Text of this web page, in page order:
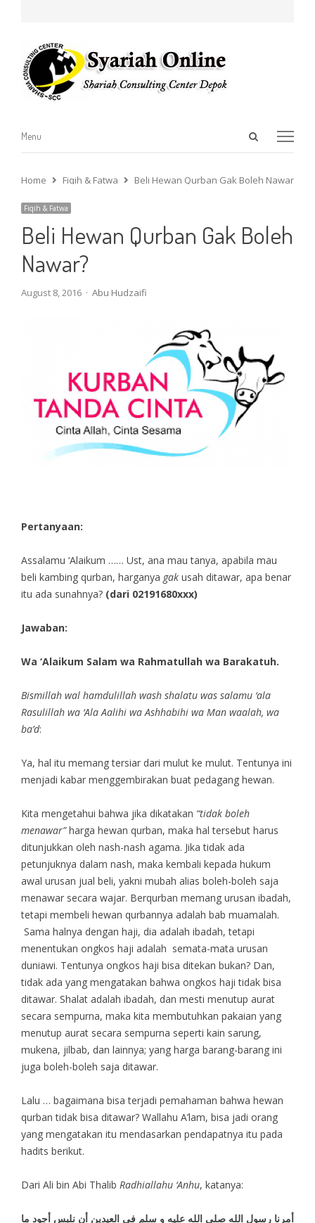
Open
Menu
Menu
Home Fiqih & Fatwa Beli Hewan Qurban Gak Boleh Nawar?
Fiqih & Fatwa
Beli Hewan Qurban Gak Boleh
Nawar?
August 8, 2016 Author
Abu Hudzaifi
Pertanyaan:
Assalamu ‘Alaikum …… Ust, ana mau tanya, apabila mau
beli kambing qurban, harganya gakusah ditawar, apa benar
itu ada sunahnya?(dari 02191680xxx)
Jawaban:
Wa ‘Alaikum Salam wa Rahmatullah wa Barakatuh.
Bismillah wal hamdulillah wash shalatu was salamu ‘ala
Rasulillah wa ‘Ala Aalihi wa Ashhabihi wa Man waalah, wa
ba’d:
Ya, hal itu memang tersiar dari mulut ke mulut. Tentunya ini
menjadi kabar menggembirakan buat pedagang hewan.
Kita mengetahui bahwa jika dikatakan “tidak boleh
menawar”harga hewan qurban, maka hal tersebut harus
ditunjukkan oleh nash-nash agama. Jika tidak ada
petunjuknya dalam nash, maka kembali kepada hukum
awal urusan jual beli, yakni mubah alias boleh-boleh saja
menawar secara wajar. Berqurban memang urusan ibadah,
tetapi membeli hewan qurbannya adalah bab muamalah.
Sama halnya dengan haji, dia adalah ibadah, tetapi
menentukan ongkos haji adalah semata-mata urusan
duniawi. Tentunya ongkos haji bisa ditekan bukan? Dan,
tidak ada yang mengatakan bahwa ongkos haji tidak bisa
ditawar. Shalat adalah ibadah, dan mesti menutup aurat
secara sempurna, maka kita membutuhkan pakaian yang
menutup aurat secara sempurna seperti kain sarung,
mukena, jilbab, dan lainnya; yang harga barang-barang ini
juga boleh-boleh saja ditawar.
Lalu … bagaimana bisa terjadi pemahaman bahwa hewan
qurban tidak bisa ditawar? Wallahu A’lam, bisa jadi orang
yang mengatakan itu mendasarkan pendapatnya itu pada
hadits berikut.
Dari Ali bin Abi Thalib Radhiallahu ‘Anhu, katanya:
أمرنا رسول الله صلى الله عليه و سلم في العيدين أن نلبس أجود ما